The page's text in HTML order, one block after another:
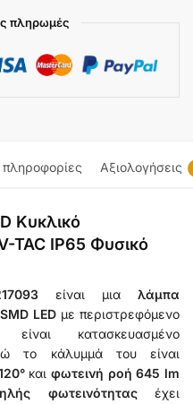
πληρωμές
πληροφορίες Αξιολογήσεις
Κυκλικό
TAC IP65 Φυσικό
είναι μιαλάμπα
SMD LEDμε περιστρεφόμενο
κατασκευασμένο
το κάλυμμά του είναι
και φωτεινή ροή 645 lm
φωτεινότηταςέχει